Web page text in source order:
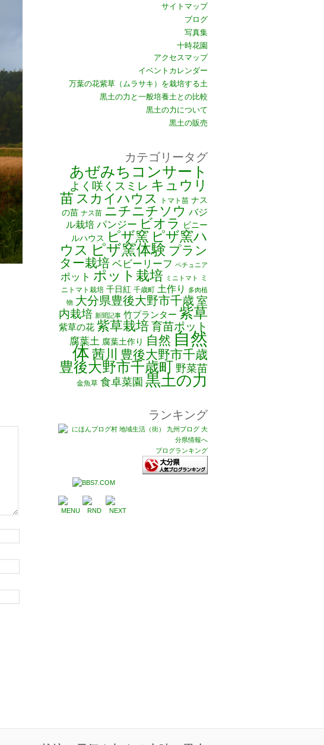
サイトマップ
ブログ
写真集
十時花園
アクセスマップ
イベントカレンダー
万葉の花紫草（ムラサキ）を栽培する土
黒土の力と一般培養土との比較
黒土の力について
黒土の販売
カテゴリータグ
あぜみちコンサート
よく咲くスミレ キュウリ
苗 スカイハウス トマト苗 ナス
の苗 ナス苗 ニチニチソウ バジ
ル栽培 パンジー ビオラ
ビニー
ルハウス
ピザ窯 ピザ窯ハ
ウス ピザ窯体験 プラン
ター栽培 ベビーリーフ ペチュニア
ポット ポット栽培 ミニトマト
ミ
ニトマト栽培 千日紅 千歳町 土作り
多肉植
物 大分県豊後大野市千歳室
内栽培 新聞記事 竹プランター 紫草
紫草の花 紫草栽培育苗ポット
腐葉土 腐葉土作り 自然 自然
体 茜川 豊後大野市千歳
豊後大野市千歳町 野菜苗
金魚草 食卓菜園 黒土の力
ランキング
ブログランキング